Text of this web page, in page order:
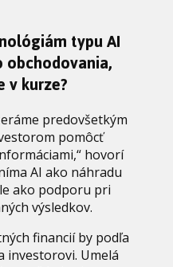
typu AI
v kurze?
predovšetkým
pomôcť
hovorí
AI ako náhradu
ako podporu pri
výsledkov.
financií by podľa
investorovi. Umelá